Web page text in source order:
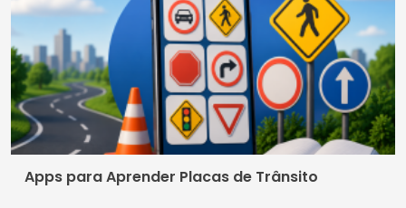
Apps para Aprender Placas de Trânsito